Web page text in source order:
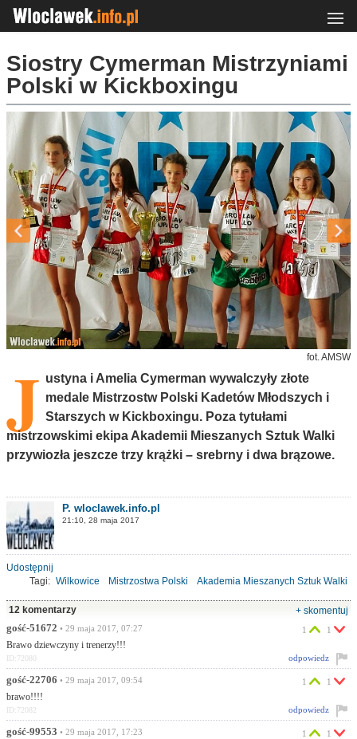
Siostry Cymerman Mistrzyniami
Polski w Kickboxingu
fot. AMSW
J ustyna i Amelia Cymerman wywalczyły złote
medale Mistrzostw Polski Kadetów Młodszych i
Starszych w Kickboxingu. Poza tytułami
mistrzowskimi ekipa Akademii Mieszanych Sztuk Walki
przywiozła jeszcze trzy krążki – srebrny i dwa brązowe.
P. wloclawek.info.pl
21:10, 28 maja 2017
Udostępnij
Tagi: Wilkowice Mistrzostwa Polski
Akademia Mieszanych Sztuk Walki
kickboxing
12 komentarzy
+ skomentuj
gość-51672 • 29 maja 2017, 07:27
Brawo dziewczyny i trenerzy!!!
1 1
odpowiedz
ID:72080
gość-22706 • 29 maja 2017, 09:54
brawo!!!!
1 1
odpowiedz
ID:72082
gość-99553 • 29 maja 2017, 17:23 1 1